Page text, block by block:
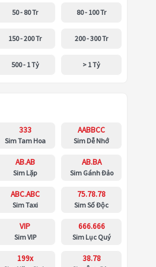
50 - 80 Tr 80 - 100 Tr
150 - 200 Tr 200 - 300 Tr
500 - 1 Tỷ > 1 Tỷ
333
Sim Tam Hoa
AABBCC
Sim Dễ Nhớ
AB.AB
Sim Lặp
AB.BA
Sim Gánh Đảo
ABC.ABC
Sim Taxi
75.78.78
Sim Số Độc
VIP
Sim VIP
666.666
Sim Lục Quý
199x 38.78